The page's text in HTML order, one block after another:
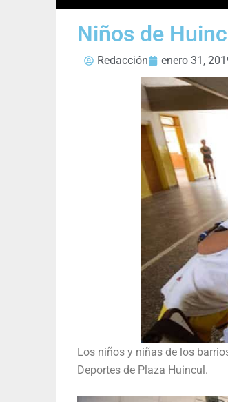
Niños de
Redacción enero 31,
Los niños y niñas de los
Deportes de Plaza Huincul.